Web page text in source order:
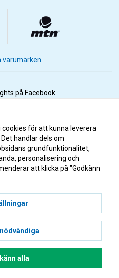
varumärken
på Facebook
på Instagram
på Youtube
på Tiktok
KR Distribution AB.
cookies för att kunna leverera
handlar dels om
grundfunktionalitet,
personalisering och
att klicka på "Godkänn
alla